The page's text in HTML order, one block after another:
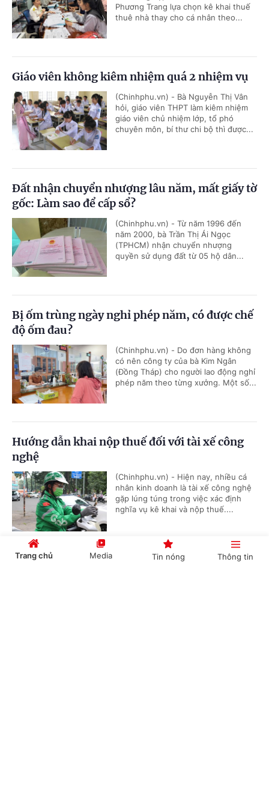
Phương Trang lựa chọn kê khai thuế
thuê nhà thay cho cá nhân theo...
Giáo viên không kiêm nhiệm quá 2 nhiệm vụ
(Chinhphu.vn) - Bà Nguyễn Thị Vân
hỏi, giáo viên THPT làm kiêm nhiệm
giáo viên chủ nhiệm lớp, tổ phó
chuyên môn, bí thư chi bộ thì được...
Đất nhận chuyển nhượng lâu năm, mất giấy tờ
gốc: Làm sao để cấp sổ?
(Chinhphu.vn) - Từ năm 1996 đến
năm 2000, bà Trần Thị Ái Ngọc
(TPHCM) nhận chuyển nhượng
quyền sử dụng đất từ 05 hộ dân...
Bị ốm trùng ngày nghỉ phép năm, có được chế
độ ốm đau?
(Chinhphu.vn) - Do đơn hàng không
có nên công ty của bà Kim Ngân
(Đồng Tháp) cho người lao động nghỉ
phép năm theo từng xưởng. Một số...
Hướng dẫn khai nộp thuế đối với tài xế công
nghệ
(Chinhphu.vn) - Hiện nay, nhiều cá
nhân kinh doanh là tài xế công nghệ
gặp lúng túng trong việc xác định
nghĩa vụ kê khai và nộp thuế....
Trang chủ Media Tin nóng Thông tin